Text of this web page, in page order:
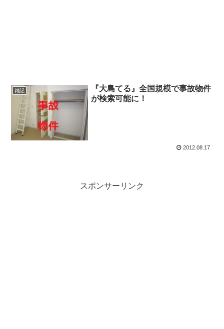
雑記
『大島てる』全国規模で事故物件
が検索可能に！
2012.08.17
スポンサーリンク